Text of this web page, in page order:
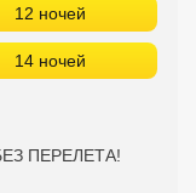
12 ночей
14 ночей
ПЕРЕЛЕТА!